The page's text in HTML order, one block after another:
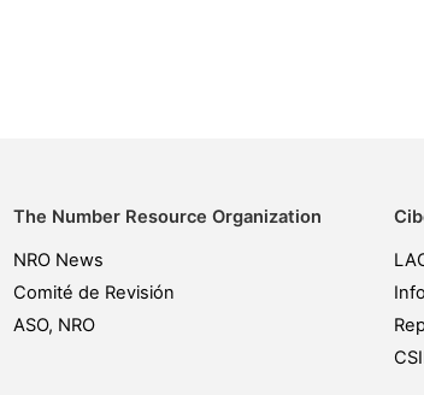
The Number Resource Organization
NRO News
Comité de Revisión
ASO, NRO